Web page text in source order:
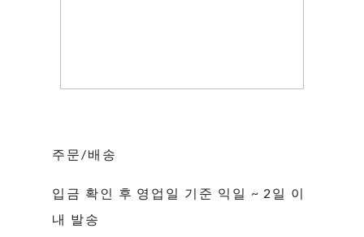
주문/배송
입금 확인 후 영업일 기준 익일 ~ 2일 이
내 발송